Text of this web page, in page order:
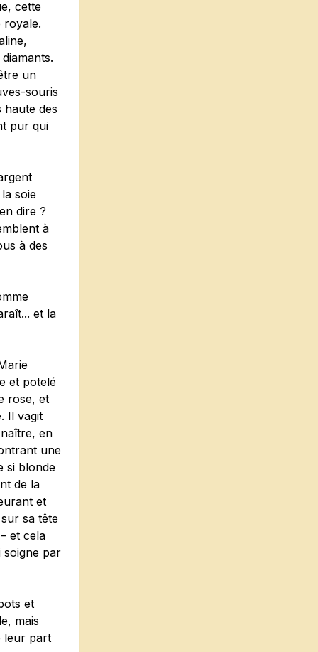
cette
royale.
un
souris
haute des
pur qui
soie
dire ?
à
à des
et la
et potelé
rose, et
Il vagit
en
une
si blonde
de la
et
sa tête
et cela
par
et
mais
leur part